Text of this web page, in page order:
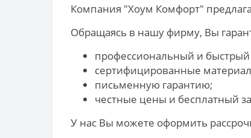
Компания "Хоум Комфорт"
Обращаясь в нашу фирму, Вы
профессиональный и
сертифицированные
письменную гарантию;
честные цены и бесплатный
У нас Вы можете оформить